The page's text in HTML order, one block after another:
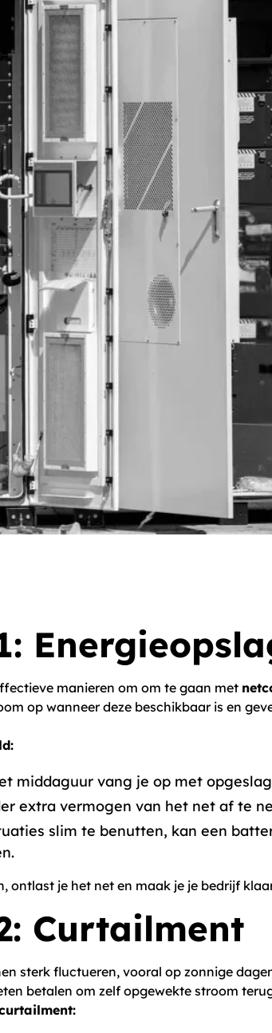
manieren om om te gaan met
op wanneer deze beschikbaar is en
middaguur vang je op met
extra vermogen van het net af te
slim te benutten, kan een
ontlast je het net en maak je je bedrijf
Curtailment
sterk fluctueren, vooral op zonnige
betalen om zelf opgewekte stroom